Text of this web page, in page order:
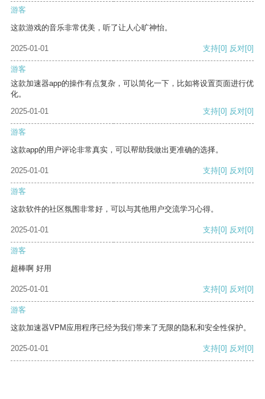
游客
这款游戏的音乐非常优美，听了让人心旷神怡。
2025-01-01 支持[0] 反对[0]
游客
这款加速器app的操作有点复杂，可以简化一下，比如将设置页面进行优
化。
2025-01-01
支持[0] 反对[0]
游客
这款app的用户评论非常真实，可以帮助我做出更准确的选择。
2025-01-01 支持[0] 反对[0]
游客
这款软件的社区氛围非常好，可以与其他用户交流学习心得。
2025-01-01 支持[0] 反对[0]
游客
超棒啊 好用
2025-01-01 支持[0] 反对[0]
游客
这款加速器VPM应用程序已经为我们带来了无限的隐私和安全性保护。
2025-01-01 支持[0] 反对[0]